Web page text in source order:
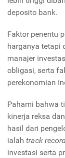
deposito bank.
Faktor penentu
harganya tetapi
manajer
obligasi, serta
perekonomian
Pahami bahwa
kinerja reksa
hasil dari
ialah track
investasi serta